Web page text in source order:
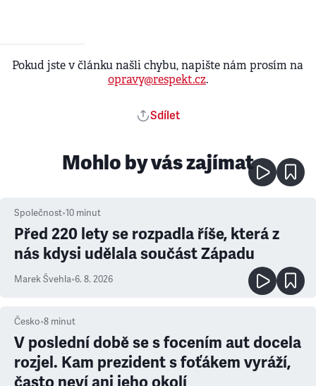
Pokud jste v článku našli chybu, napište nám prosím na
opravy@respekt.cz.
Sdílet
Mohlo by vás zajímat
Společnost•10 minut
Před 220 lety se rozpadla říše, která z
nás kdysi udělala součást Západu
Marek Švehla•6. 8. 2026
Česko•8 minut
V poslední době se s focením aut docela
rozjel. Kam prezident s foťákem vyráží,
často neví ani jeho okolí